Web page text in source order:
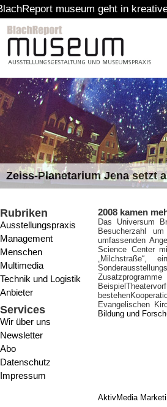
geht in kreative Pause
Zeiss-Planetarium Jena setzt
Rubriken
Ausstellungspraxis
Management
Menschen
Multimedia
Technik und Logistik
Anbieter
Services
Wir über uns
Newsletter
Abo
Datenschutz
Impressum
2008 kamen
Das Universum
Besucherzahl
umfassenden
Science Center
„Milchstraße“,
Evangelischen
Bildung und
AktivMedia